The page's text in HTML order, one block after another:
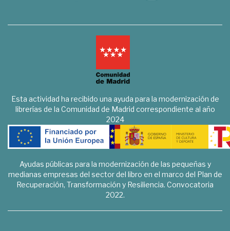
Esta actividad ha recibido una ayuda para la modernización de
librerías de la Comunidad de Madrid correspondiente al año
2024
Ayudas públicas para la modernización de las pequeñas y
medianas empresas del sector del libro en el marco del Plan de
Recuperación, Transformación y Resiliencia. Convocatoria
2022.